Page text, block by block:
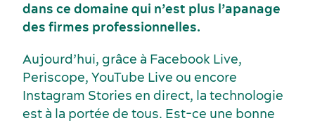
dans ce domaine qui n’est plus l’apanage
des firmes professionnelles.
Aujourd’hui, grâce à Facebook Live,
Periscope, YouTube Live ou encore
Instagram Stories en direct, la technologie
est à la portée de tous. Est-ce une bonne